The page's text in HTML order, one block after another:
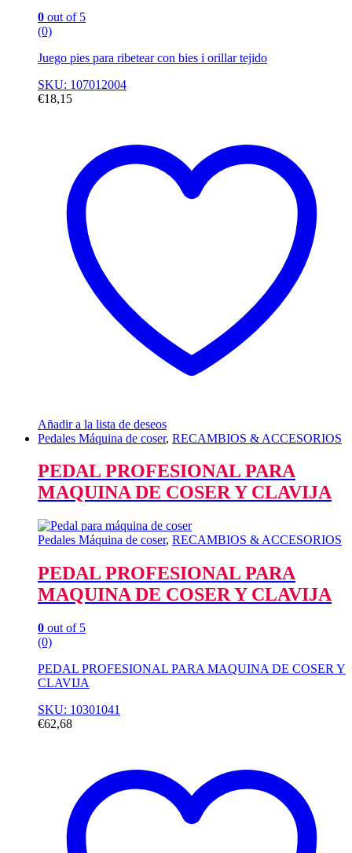
0 out of 5
(0)
Juego pies para ribetear con bies i orillar tejido
SKU: 107012004
€18,15
Añadir a la lista de deseos
Pedales Máquina de coser, RECAMBIOS & ACCESORIOS
PEDAL PROFESIONAL PARA
MAQUINA DE COSER Y CLAVIJA
Pedales Máquina de coser, RECAMBIOS & ACCESORIOS
PEDAL PROFESIONAL PARA
MAQUINA DE COSER Y CLAVIJA
0 out of 5
(0)
PEDAL PROFESIONAL PARA MAQUINA DE COSER Y
CLAVIJA
SKU: 10301041
€62,68